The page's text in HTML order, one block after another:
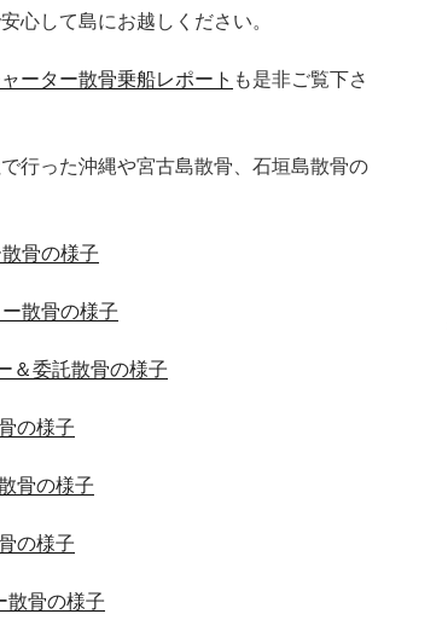
心して島にお越しください。
ーター散骨乗船レポート も是非ご覧下さ
行った沖縄や宮古島散骨、石垣島散骨の
骨の様子
散骨の様子
＆委託散骨の様子
の様子
骨の様子
の様子
散骨の様子